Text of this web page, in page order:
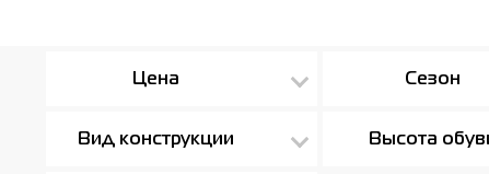
Цена Сезон
Вид конструкции Высота